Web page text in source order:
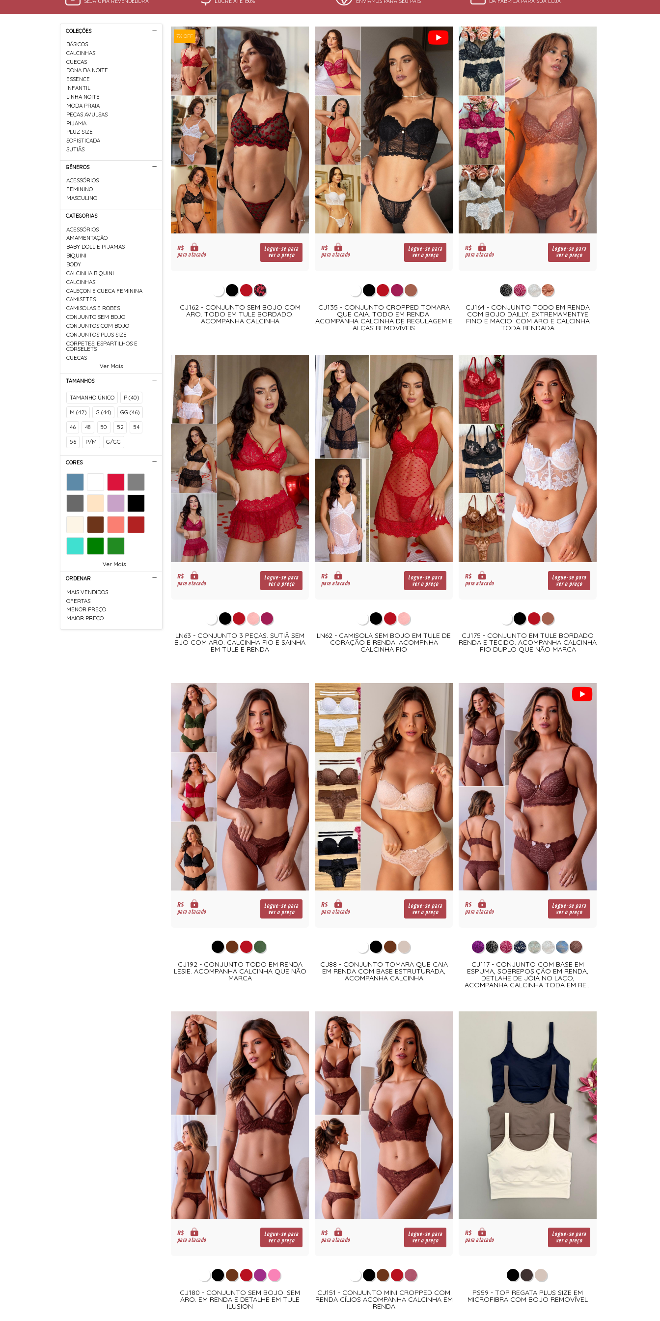
COLEÇÕES
BÁSICOS
CALCINHAS
CUECAS
DONA DA NOITE
ESSENCE
INFANTIL
LINHA NOITE
MODA PRAIA
PEÇAS AVULSAS
PIJAMA
PLUZ SIZE
SOFISTICADA
SUTIÃS
GÊNEROS
ACESSÓRIOS
FEMININO
MASCULINO
CATEGORIAS
ACESSÓRIOS
AMAMENTAÇÃO
BABY DOLL E PIJAMAS
BIQUINI
BODY
CALCINHA BIQUINI
CALCINHAS
CALEÇON E CUECA FEMININA
CAMISETES
CAMISOLAS E ROBES
CONJUNTO SEM BOJO
CONJUNTOS COM BOJO
CONJUNTOS PLUS SIZE
CORPETES, ESPARTILHOS E
CORSELETS
CUECAS
Ver Mais
TAMANHOS
TAMANHO ÚNICO P (40)
M (42) G (44) GG (46)
46 48 50 52 54
56 P/M G/GG
CORES
Ver Mais
ORDENAR
MAIS VENDIDOS
OFERTAS
MENOR PREÇO
MAIOR PREÇO
7% OFF
R$
para atacado
Logue-se para
ver o preço
CJ162 - CONJUNTO SEM BOJO COM
ARO. TODO EM TULE BORDADO.
ACOMPANHA CALCINHA
R$
para atacado
Logue-se para
ver o preço
CJ135 - CONJUNTO CROPPED TOMARA
QUE CAIA. TODO EM RENDA.
ACOMPANHA CALCINHA DE REGULAGEM E
ALÇAS REMOVÍVEIS
R$
para atacado
Logue-se para
ver o preço
CJ164 - CONJUNTO TODO EM RENDA
COM BOJO DAILLY. EXTREMAMENTYE
FINO E MACIO. COM ARO E CALCINHA
TODA RENDADA
R$
para atacado
Logue-se para
ver o preço
LN63 - CONJUNTO 3 PEÇAS. SUTIÃ SEM
BJO COM ARO. CALCINHA FIO E SAINHA
EM TULE E RENDA
R$
para atacado
Logue-se para
ver o preço
LN62 - CAMISOLA SEM BOJO EM TULE DE
CORAÇÃO E RENDA. ACOMPNHA
CALCINHA FIO
R$
para atacado
Logue-se para
ver o preço
CJ175 - CONJUNTO EM TULE BORDADO
RENDA E TECIDO. ACOMPANHA CALCINHA
FIO DUPLO QUE NÃO MARCA
R$
para atacado
Logue-se para
ver o preço
CJ192 - CONJUNTO TODO EM RENDA
LESIE. ACOMPANHA CALCINHA QUE NÃO
MARCA
R$
para atacado
Logue-se para
ver o preço
CJ88 - CONJUNTO TOMARA QUE CAIA
EM RENDA COM BASE ESTRUTURADA,
ACOMPANHA CALCINHA
R$
para atacado
Logue-se para
ver o preço
CJ117 - CONJUNTO COM BASE EM
ESPUMA, SOBREPOSIÇÃO EM RENDA,
DETLAHE DE JÓIA NO LAÇO,
ACOMPANHA CALCINHA TODA EM RE...
R$
para atacado
Logue-se para
ver o preço
CJ180 - CONJUNTO SEM BOJO. SEM
ARO. EM RENDA E DETALHE EM TULE
ILUSION
R$
para atacado
Logue-se para
ver o preço
CJ151 - CONJUNTO MINI CROPPED COM
RENDA CÍLIOS ACOMPANHA CALCINHA EM
RENDA
R$
para atacado
Logue-se para
ver o preço
PS59 - TOP REGATA PLUS SIZE EM
MICROFIBRA COM BOJO REMOVÍVEL